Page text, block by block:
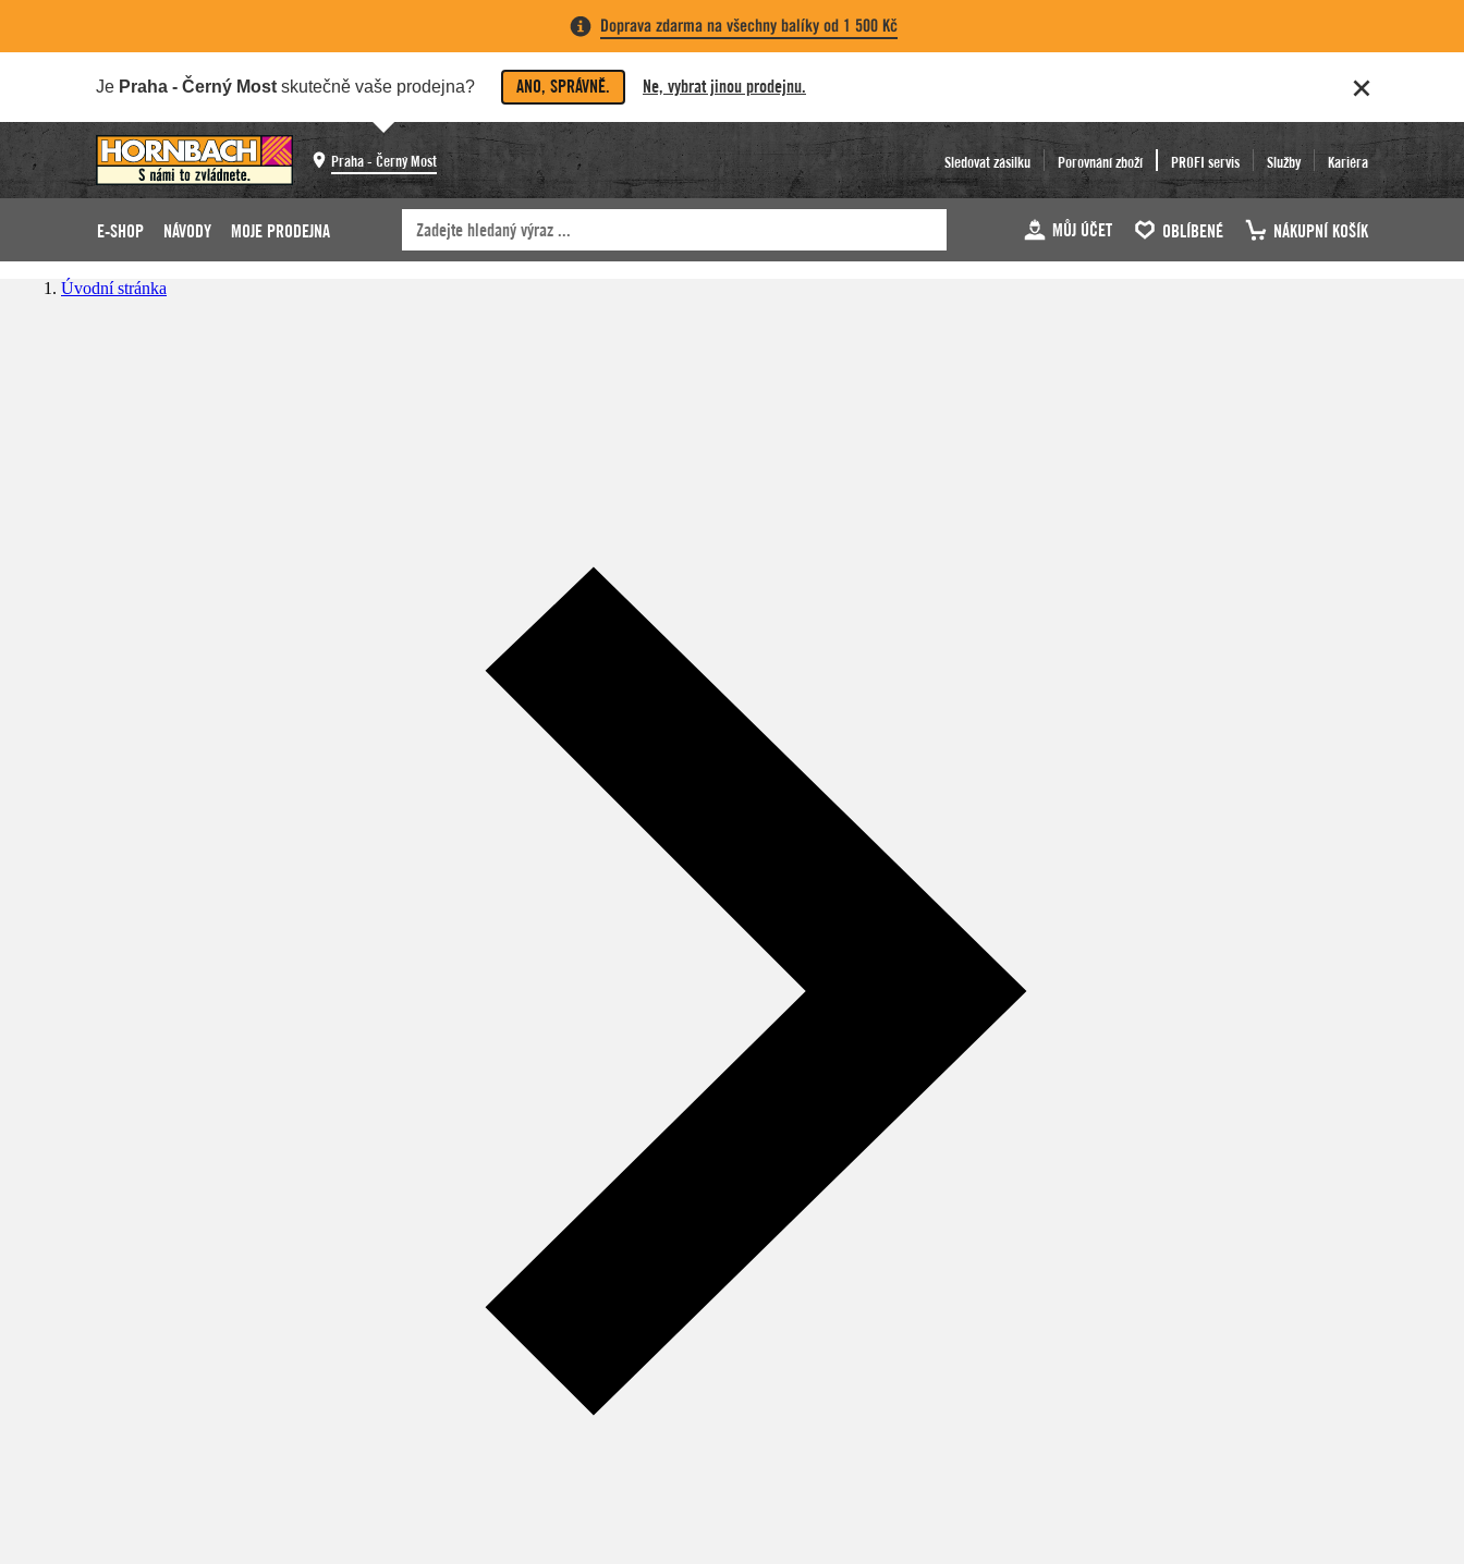
Doprava zdarma na všechny balíky od 1 500 Kč
Je Praha - Černý Most skutečně vaše prodejna? ANO, SPRÁVNĚ. Ne, vybrat jinou prodejnu.
Praha - Černý Most Sledovat zásilku Porovnání zboží PROFI servis Služby Kariéra
E-SHOP NÁVODY MOJE PRODEJNA MŮJ ÚČET OBLÍBENÉ NÁKUPNÍ KOŠÍK
Úvodní stránka